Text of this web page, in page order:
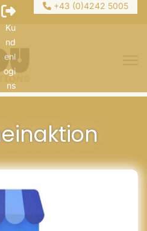
Ku
nd
enl
ogi
ns
+43 (0)4242 5005